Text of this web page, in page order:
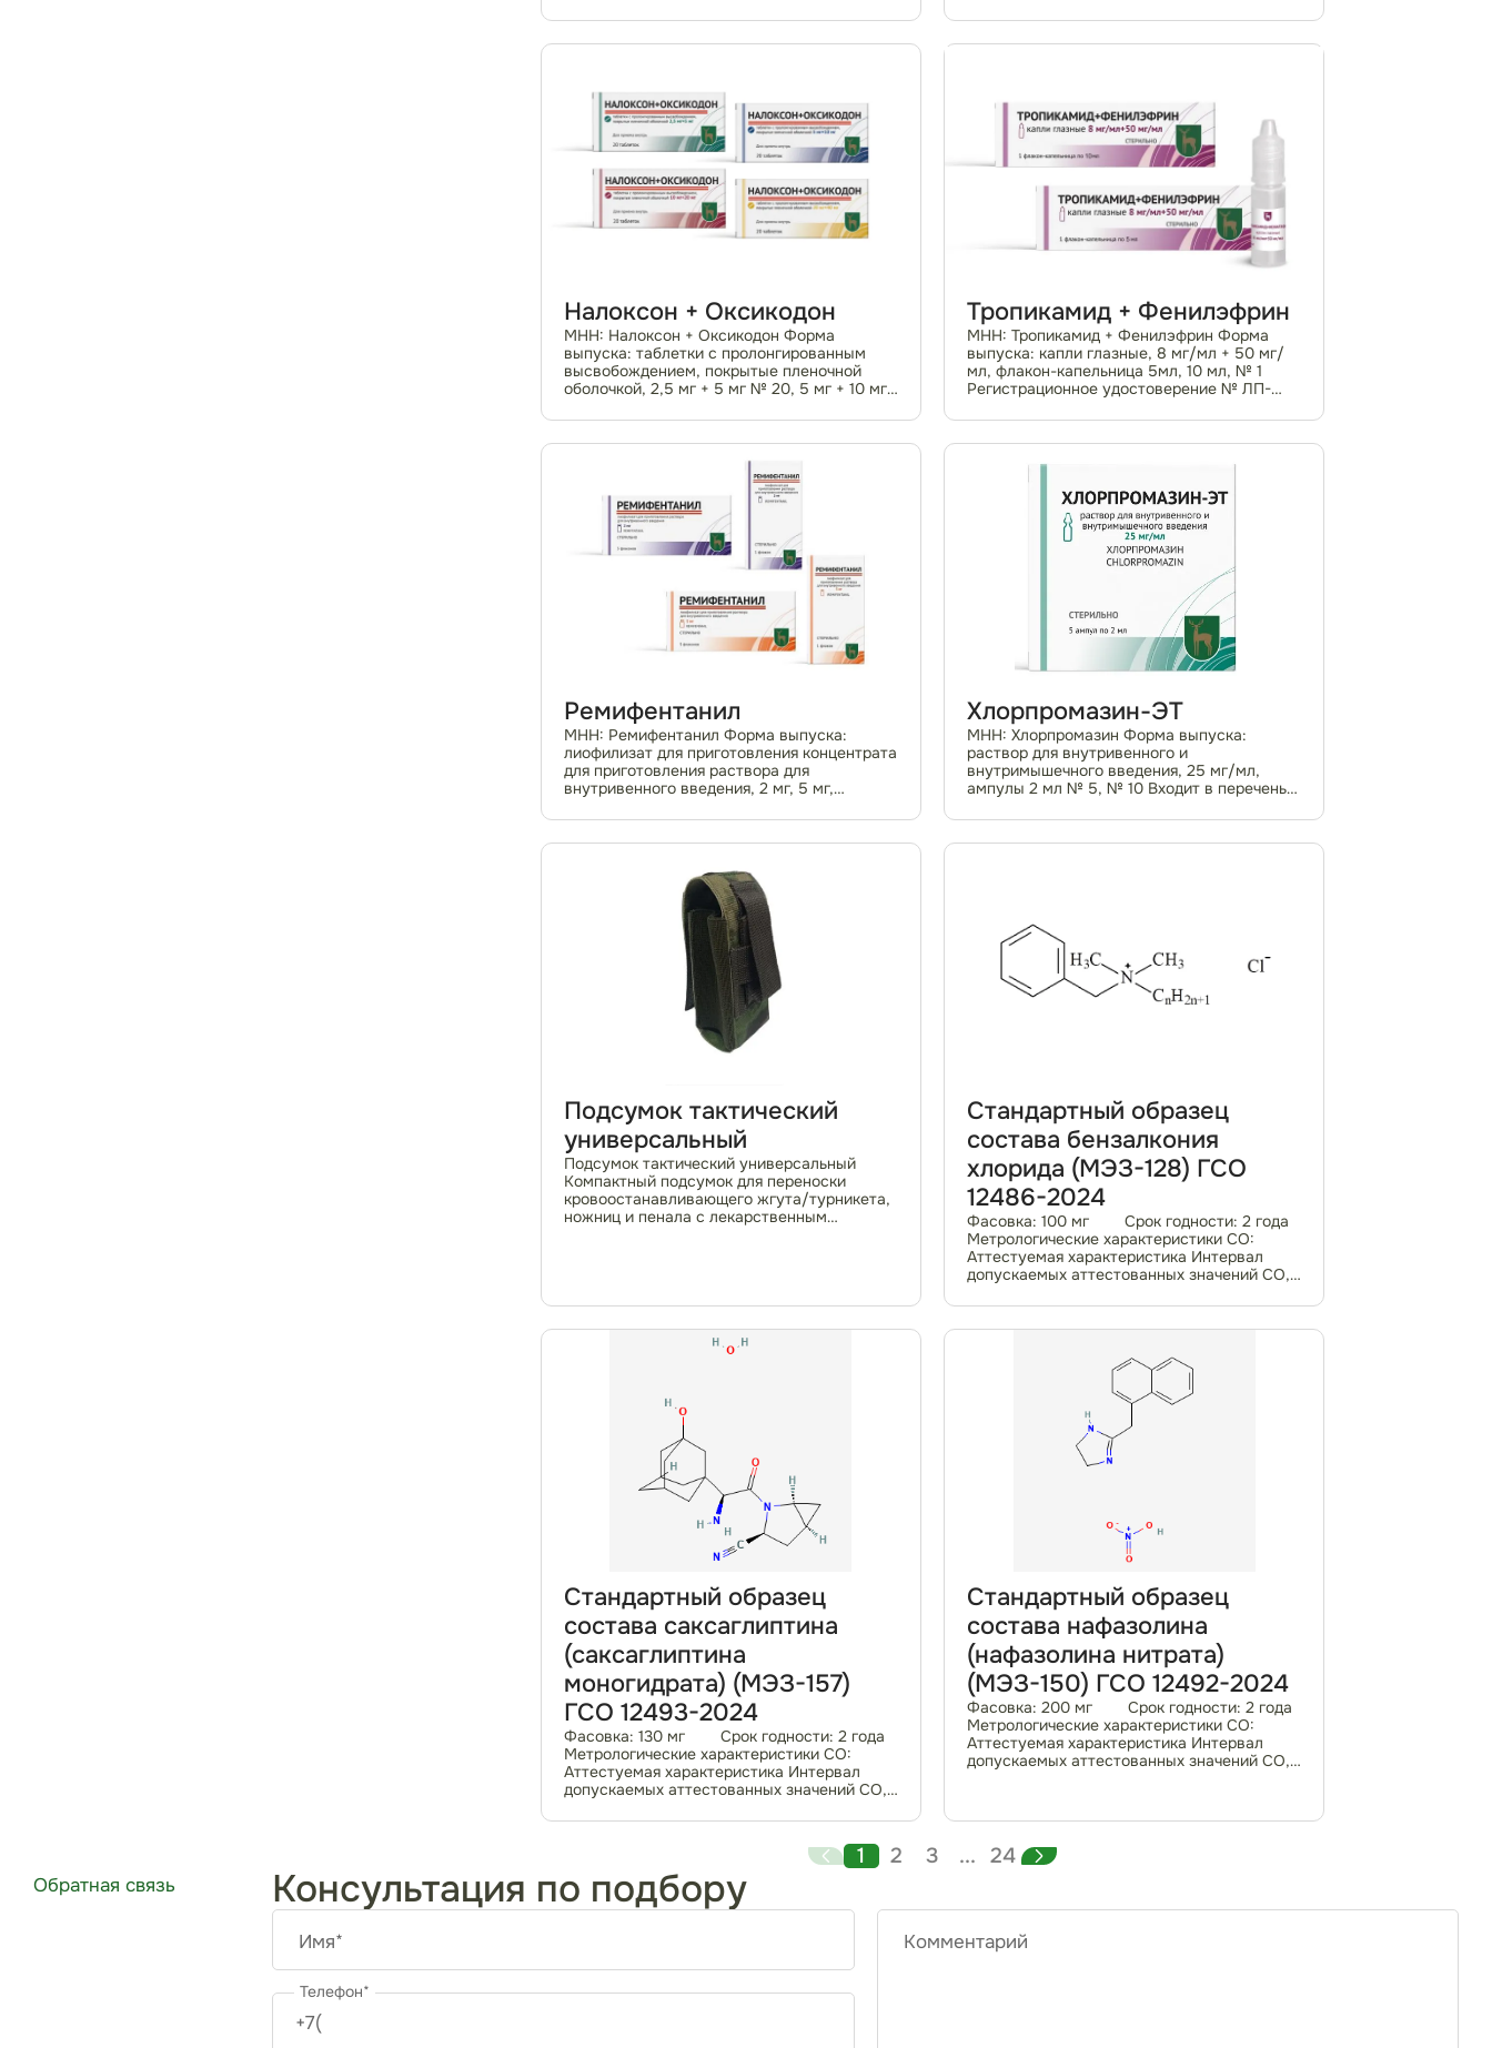
ампулы 1 мл / без растворителя) № 5
Входит в...
Налоксон + Оксикодон
МНН: Налоксон + Оксикодон Форма
выпуска: таблетки с пролонгированным
высвобождением, покрытые пленочной
оболочкой, 2,5 мг + 5 мг № 20, 5 мг + 10 мг
20 Входит в перечень ЖНВЛП Список II
Регистрационн...
Тропикамид + Фенилэфрин
МНН: Тропикамид + Фенилэфрин Форма
выпуска: капли глазные, 8 мг/мл + 50 мг/
мл, флакон-капельница 5мл, 10 мл, № 1
Регистрационное удостоверение № ЛП-
Фармакотерапевтическая группа: средства,
применяемые в офтальмо...
Ремифентанил
МНН: Ремифентанил Форма выпуска:
лиофилизат для приготовления концентрата
для приготовления раствора для
внутривенного введения, 2 мг, 5 мг,
удостоверение № ЛП-№(006578)-(РГ-RU)
Отпуск только для стационаров...
Хлорпромазин-ЭТ
МНН: Хлорпромазин Форма выпуска:
раствор для внутривенного и
внутримышечного введения, 25 мг/мл,
ампулы 2 мл № 5, № 10 Входит в перечень
ЛП-№(005802)-(РГ-RU) По рецепту
Фармакотерапевтическая группа: пс...
Подсумок тактический
универсальный
Подсумок тактический универсальный
Компактный подсумок для переноски
кровоостанавливающего жгута/турникета,
ножниц и пенала с лекарственным
Стандартный образец
состава бензалкония
хлорида (МЭЗ-128) ГСО
12486-2024
Фасовка: 100 мг Срок годности: 2 года
Метрологические характеристики СО:
Аттестуемая характеристика Интервал
допускаемых аттестованных значений СО,
относительной погрешности
аттестованного значения...
Стандартный образец
состава саксаглиптина
(саксаглиптина
моногидрата) (МЭЗ-157)
ГСО 12493-2024
Фасовка: 130 мг Срок годности: 2 года
Метрологические характеристики СО:
Аттестуемая характеристика Интервал
допускаемых аттестованных значений СО,
относительной погрешности
Стандартный образец
состава нафазолина
(нафазолина нитрата)
(МЭЗ-150) ГСО 12492-2024
Фасовка: 200 мг Срок годности: 2 года
Метрологические характеристики СО:
Аттестуемая характеристика Интервал
допускаемых аттестованных значений СО,
1 2 3 ... 24
Обратная связь Консультация по подбору
Имя* Комментарий
Телефон*